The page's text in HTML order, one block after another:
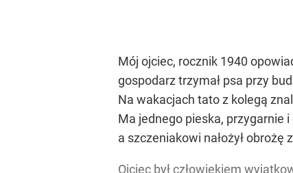
Mój ojciec, rocznik 1940
gospodarz trzymał psa przy
Na wakacjach tato z kolegą
Ma jednego pieska, przygarnie
a szczeniakowi nałożył obrożę
Ojciec był człowiekiem